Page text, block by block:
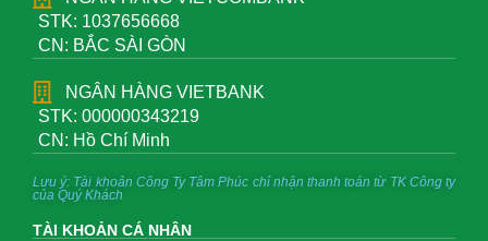
STK: 1037656668
CN: BẮC SÀI GÒN
NGÂN HÀNG VIETBANK
STK: 000000343219
CN: Hồ Chí Minh
Lưu ý: Tài khoản Công Ty Tâm Phúc chỉ nhận thanh toán từ TK Công ty
của Quý Khách
TÀI KHOẢN CÁ NHÂN